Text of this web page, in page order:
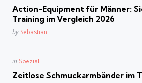
Action-Equipment für Männer:
Training im Vergleich 2026
Posted
by Sebastian
Posted
in Spezial
Zeitlose Schmuckarmbänder im